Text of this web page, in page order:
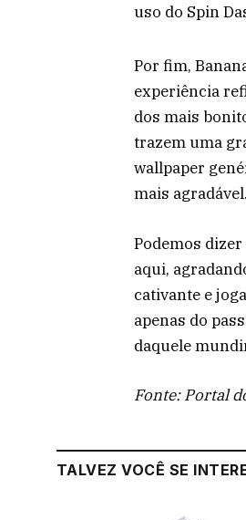
uso do Spin
Por fim,
experiência
dos mais
trazem uma
wallpaper
mais agradável.
Podemos
aqui,
cativante e
apenas do
daquele
Fonte: Portal
TALVEZ VOCÊ SE